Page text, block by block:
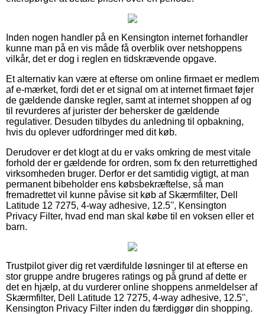
Inden nogen handler på en Kensington internet forhandler
kunne man på en vis måde få overblik over netshoppens
vilkår, det er dog i reglen en tidskrævende opgave.
Et alternativ kan være at efterse om online firmaet er medlem
af e-mærket, fordi det er et signal om at internet firmaet føjer
de gældende danske regler, samt at internet shoppen af og
til revurderes af jurister der behersker de gældende
regulativer. Desuden tilbydes du anledning til opbakning,
hvis du oplever udfordringer med dit køb.
Derudover er det klogt at du er vaks omkring de mest vitale
forhold der er gældende for ordren, som fx den returrettighed
virksomheden bruger. Derfor er det samtidig vigtigt, at man
permanent bibeholder ens købsbekræftelse, så man
fremadrettet vil kunne påvise sit køb af Skærmfilter, Dell
Latitude 12 7275, 4-way adhesive, 12.5'', Kensington
Privacy Filter, hvad end man skal købe til en voksen eller et
barn.
Trustpilot giver dig ret værdifulde løsninger til at efterse en
stor gruppe andre brugeres ratings og på grund af dette er
det en hjælp, at du vurderer online shoppens anmeldelser af
Skærmfilter, Dell Latitude 12 7275, 4-way adhesive, 12.5'',
Kensington Privacy Filter inden du færdiggør din shopping.